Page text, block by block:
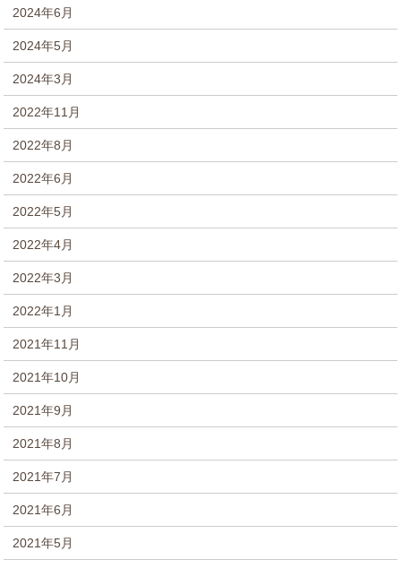
2024年6月
2024年5月
2024年3月
2022年11月
2022年8月
2022年6月
2022年5月
2022年4月
2022年3月
2022年1月
2021年11月
2021年10月
2021年9月
2021年8月
2021年7月
2021年6月
2021年5月